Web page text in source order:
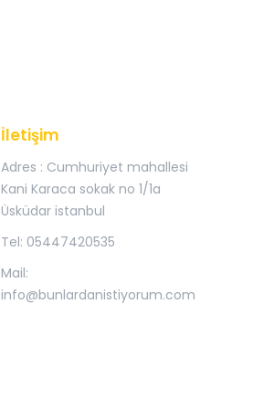
İletişim
Adres : Cumhuriyet mahallesi
Kani Karaca sokak no 1/1a
Üsküdar istanbul
Tel: 05447420535
Mail:
info@bunlardanistiyorum.com